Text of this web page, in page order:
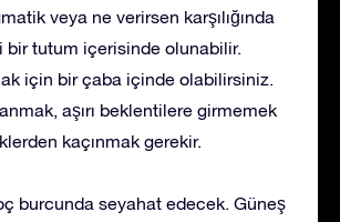
veya ne verirsen karşılığında
bir tutum içerisinde olunabilir.
için bir çaba içinde olabilirsiniz.
aşırı beklentilere girmemek
kaçınmak gerekir.
burcunda seyahat edecek. Güneş